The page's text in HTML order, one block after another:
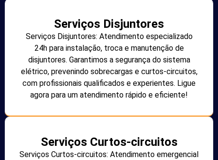
Serviços Disjuntores
Serviços Disjuntores: Atendimento especializado
24h para instalação, troca e manutenção de
disjuntores. Garantimos a segurança do sistema
elétrico, prevenindo sobrecargas e curtos-circuitos,
com profissionais qualificados e experientes. Ligue
agora para um atendimento rápido e eficiente!
Serviços Curtos-circuitos
Serviços Curtos-circuitos: Atendimento emergencial